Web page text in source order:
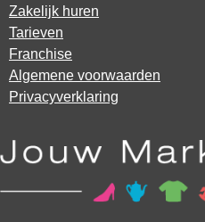
Zakelijk huren
Tarieven
Franchise
Algemene voorwaarden
Privacyverklaring